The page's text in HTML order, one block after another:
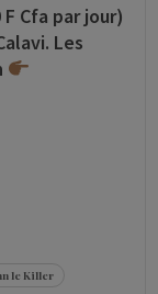
Cfa par jour)
Les
le Killer